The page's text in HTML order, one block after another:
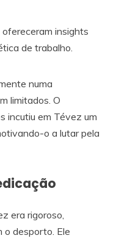
insights
de trabalho.
numa
limitados. O
incutiu em Tévez um
o a lutar pela
era rigoroso,
o desporto. Ele